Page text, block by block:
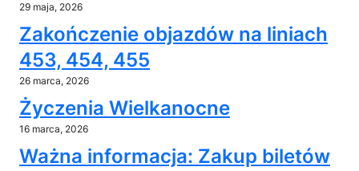
29 maja, 2026
Zakończenie objazdów na liniach
453, 454, 455
26 marca, 2026
Życzenia Wielkanocne
16 marca, 2026
Ważna informacja: Zakup biletów